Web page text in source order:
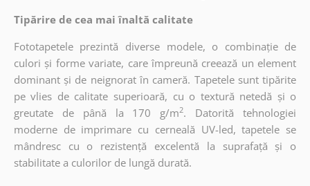
Tipărire de cea mai înaltă calitate
Fototapetele prezintă diverse modele, o combinație de
culori și forme variate, care împreună creează un element
dominant și de neignorat în cameră. Tapetele sunt tipărite
pe vlies de calitate superioară, cu o textură netedă și o
greutate de până la 170 g/m2. Datorită tehnologiei
moderne de imprimare cu cerneală UV-led, tapetele se
mândresc cu o rezistență excelentă la suprafață și o
stabilitate a culorilor de lungă durată.